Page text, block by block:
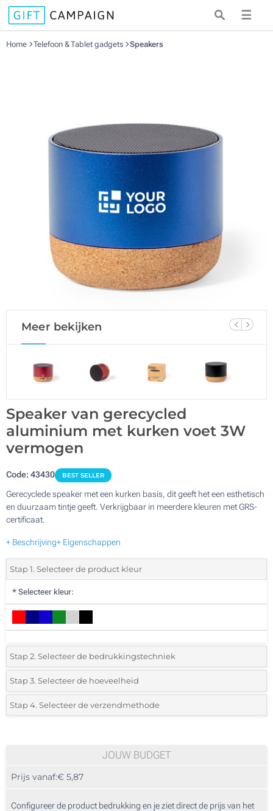
☰
Home Telefoon & Tablet gadgets Speakers
Meer bekijken
Speaker van gerecycled
aluminium met kurken voet 3W
vermogen
Code:43430 BEST SELLER
Gerecyclede speaker met een kurken basis, dit geeft het een esthetisch
en duurzaam tintje geeft. Verkrijgbaar in meerdere kleuren met GRS-
certificaat.
+ Beschrijving+ Eigenschappen
Stap 1. Selecteer de product kleur
* Selecteer kleur:
Stap 2. Selecteer de bedrukkingstechniek
*Selecteer de bedrukking en kleuren van het logo:
1 Kleur (Aan een zijde)
3 Kleuren (Aan een zijde)
Stap 3. Selecteer de hoeveelheid
*Selecteer uit de lijst of voeg het gewenste aantal in
30
Stap 4. Selecteer de verzendmethode
JOUW BUDGET
Prijs vanaf:€ 5,87
Configureer de product bedrukking en je ziet direct de prijs van het